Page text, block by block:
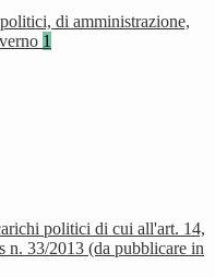
di amministrazione,
1
politici di cui all'art. 14,
n. 33/2013 (da pubblicare in